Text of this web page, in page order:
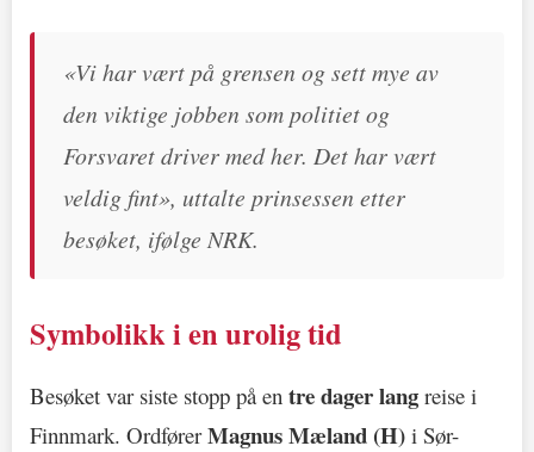
«Vi har vært på grensen og sett mye av
den viktige jobben som politiet og
Forsvaret driver med her. Det har vært
veldig fint», uttalte prinsessen etter
besøket, ifølge NRK.
Symbolikk i en urolig tid
Besøket var siste stopp på en tre dager lang reise i
Finnmark. OrdførerMagnus Mæland (H) i Sør-